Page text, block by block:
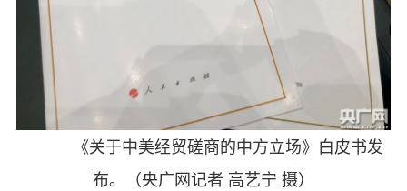
《关于中美经贸磋商的中方立场》白皮书发
布。（央广网记者 高艺宁 摄）